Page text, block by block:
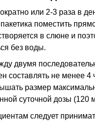
или 2-3 раза в
поместить
в слюне и
без воды.
двумя
составлять не менее 4
размер
суточной дозы (120
следует